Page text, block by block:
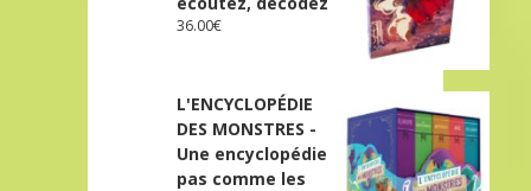
36.00€
L'ENCYCLOPÉDIE
DES MONSTRES -
Une encyclopédie
pas comme les